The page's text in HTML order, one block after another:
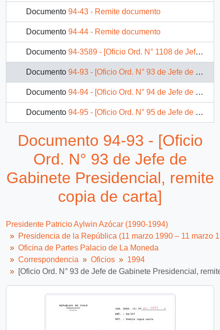
Documento 94-43 - Remite documento
Documento 94-44 - Remite documento
Documento 94-3589 - [Oficio Ord. N° 1108 de Jefe Departamento de Fiscalización Dirección del Trabajo, informa resultados de fiscalización que se indica]
Documento 94-93 - [Oficio Ord. N° 93 de Jefe de Gabinete Presidencial, remite copia de carta]
Documento 94-94 - [Oficio Ord. N° 94 de Jefe de Gabinete Presidencial, remite copia de carta]
Documento 94-95 - [Oficio Ord. N° 95 de Jefe de Gabinete Presidencial, remite copia de carta]
94-96 - [Oficio Ord. N° 96 de Jefe de Gabinete Presidencial, remite copia de carta]
Documento 94-97 - [Oficio Ord. N° 97 de Jefe de Gabinete Presidencial, remite copia de carta]
323 más...
Documento 94-93 - [Oficio
Ord. N° 93 de Jefe de
Gabinete Presidencial, remite
copia de carta]
Presidente Patricio Aylwin Azócar (1990-1994)
Presidencia de la República (11 marzo 1990 – 11 marzo
Oficina de Partes Palacio de La Moneda
Correspondencia
Oficios
1994
[Oficio Ord. N° 93 de Jefe de Gabinete Presidencial,